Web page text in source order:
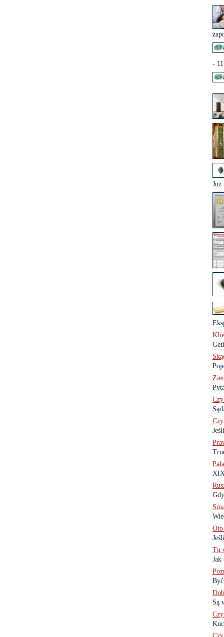
-
Już
Oto
Tu
Jak
Są